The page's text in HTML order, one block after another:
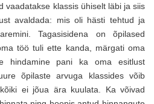
vaadatakse klassis ühiselt läbi ja siis
avaldada: mis oli hästi tehtud ja
Tagasisidena on õpilased
töö tuli ette kanda, märgati oma
hindamine pani ka oma esitlust
õpilaste arvuga klassides võib
ei jõua ära kuulata. Ka võivad